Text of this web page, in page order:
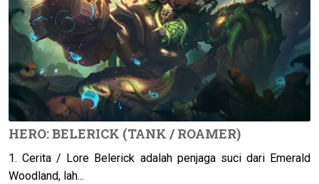
HERO: BELERICK (TANK / ROAMER)
1. Cerita / Lore Belerick adalah penjaga suci dari Emerald
Woodland, lah...